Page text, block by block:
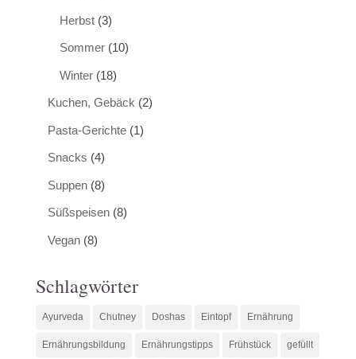
Herbst(3)
Sommer(10)
Winter(18)
Kuchen, Gebäck (2)
Pasta-Gerichte(1)
Snacks (4)
Suppen(8)
Süßspeisen(8)
Vegan(8)
Schlagwörter
Ayurveda Chutney Doshas Eintopf Ernährung
Ernährungsbildung Ernährungstipps Frühstück gefüllt